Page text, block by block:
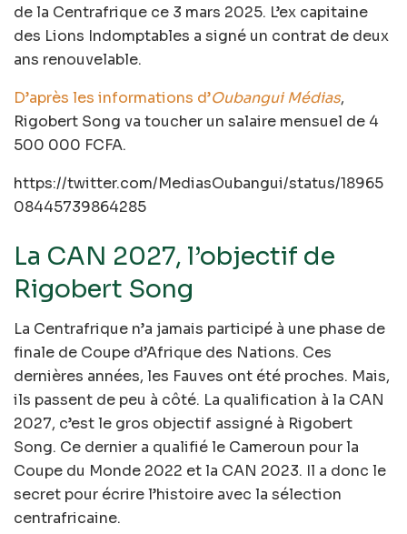
de la Centrafrique ce 3 mars 2025. L’ex capitaine
des Lions Indomptables a signé un contrat de deux
ans renouvelable.
D’après les informations d’Oubangui Médias,
Rigobert Song va toucher un salaire mensuel de 4
500 000 FCFA.
https://twitter.com/MediasOubangui/status/18965
08445739864285
La CAN 2027, l’objectif de
Rigobert Song
La Centrafrique n’a jamais participé à une phase de
finale de Coupe d’Afrique des Nations. Ces
dernières années, les Fauves ont été proches. Mais,
ils passent de peu à côté. La qualification à la CAN
2027, c’est le gros objectif assigné à Rigobert
Song. Ce dernier a qualifié le Cameroun pour la
Coupe du Monde 2022 et la CAN 2023. Il a donc le
secret pour écrire l’histoire avec la sélection
centrafricaine.